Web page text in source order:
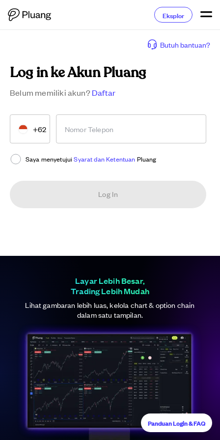
Eksplor
Layar Lebih Besar,
Trading Lebih Mudah
Lihat gambaran lebih luas, kelola chart & option chain
dalam satu tampilan.
Butuh bantuan?
Log in ke Akun Pluang
Belum memiliki akun?Daftar
+62 Nomor Telepon
Saya menyetujui Syarat dan Ketentuan Pluang
Log In
Panduan Login & FAQ